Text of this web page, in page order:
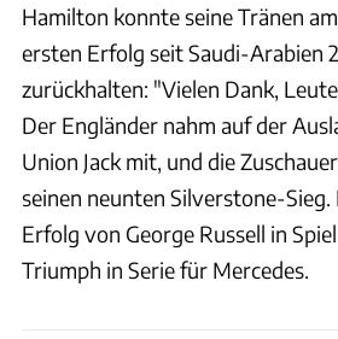
Hamilton konnte seine Tränen
ersten Erfolg seit Saudi-Arabien
zurückhalten: "Vielen Dank,
Der Engländer nahm auf der
Union Jack mit, und die
seinen neunten Silverstone-Sieg.
Erfolg von George Russell in
Triumph in Serie für Mercedes.